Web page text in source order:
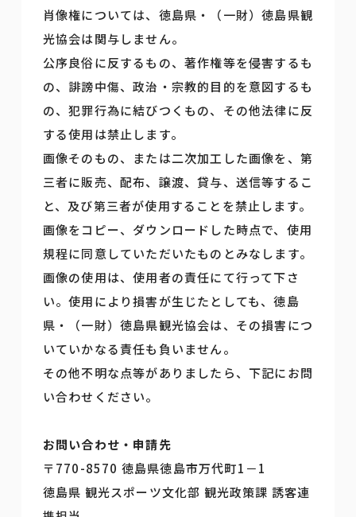
肖像権については、徳島県・（一財）徳島県観
光協会は関与しません。
公序良俗に反するもの、著作権等を侵害するも
の、誹謗中傷、政治・宗教的目的を意図するも
の、犯罪行為に結びつくもの、その他法律に反
する使用は禁止します。
画像そのもの、または二次加工した画像を、第
三者に販売、配布、譲渡、貸与、送信等するこ
と、及び第三者が使用することを禁止します。
画像をコピー、ダウンロードした時点で、使用
規程に同意していただいたものとみなします。
画像の使用は、使用者の責任にて行って下さ
い。使用により損害が生じたとしても、徳島
県・（一財）徳島県観光協会は、その損害につ
いていかなる責任も負いません。
その他不明な点等がありましたら、下記にお問
い合わせください。
お問い合わせ・申請先
〒770-8570 徳島県徳島市万代町1－1
徳島県 観光スポーツ文化部 観光政策課 誘客連